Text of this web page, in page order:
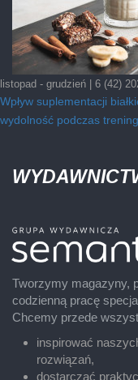
listopad - grudzień | 6 (42)
Wpływ suplementacji
wydolność podczas
Tworzymy magazyny,
codzienną pracę
Chcemy przede
inspirować
rozwiązań,
dostarczać